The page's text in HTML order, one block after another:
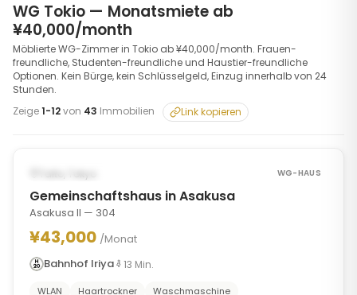
WG Tokio — Monatsmiete ab
¥40,000/month
Möblierte WG-Zimmer in Tokio ab ¥40,000/month. Frauen-
freundliche, Studenten-freundliche und Haustier-freundliche
Optionen. Kein Bürge, kein Schlüsselgeld, Einzug innerhalb von 24
Stunden.
Zeige1-12von 43 Immobilien Link kopieren
Taito, Tokyo WG-HAUS
Gemeinschaftshaus in Asakusa
Asakusa II — 304
¥43,000 /Monat
Bahnhof Iriya
13 Min.
WLAN Haartrockner Waschmaschine